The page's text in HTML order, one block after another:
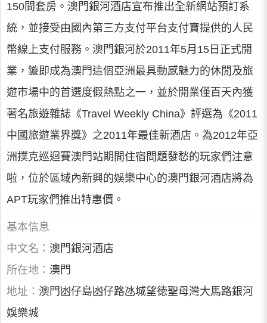
150間套房。澳門銀河酒店宣布推出全新網站預訂系
統，並接受由國內第三方支付平台支付寶提供的人民
幣線上支付服務。澳門銀河於2011年5月15日正式開
業，鏇即成為澳門這個亞洲最具動感魅力的休閒及旅
遊市場中的首選度假熱點之一，並於開業僅百天內獲
著名旅遊雜誌《Travel Weekly China》評選為《2011
中國旅遊業界獎》之2011年最佳新酒店。為2012年亞
洲撲克巡迴賽澳門站期間住宿問題發愁的玩家們注意
啦，位於區域內新興的娛樂中心的澳門銀河酒店將為
APT玩家們推出特惠價。
基本信息
中文名： 澳門銀河酒店
所在地： 澳門
地址： 澳門凼仔島凼仔路氹城望徳聖母灣大馬路銀河
娛樂城